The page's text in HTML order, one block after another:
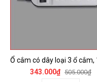
343.000₫ 505.000₫